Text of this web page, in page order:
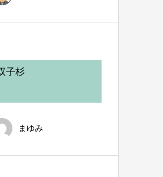
子杉
まゆみ